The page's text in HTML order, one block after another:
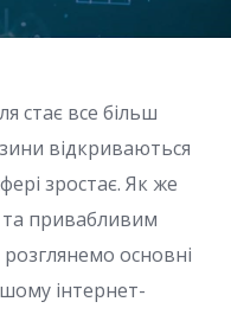
стає все більш
відкриваються
зростає. Як же
та привабливим
розглянемо основні
інтернет-